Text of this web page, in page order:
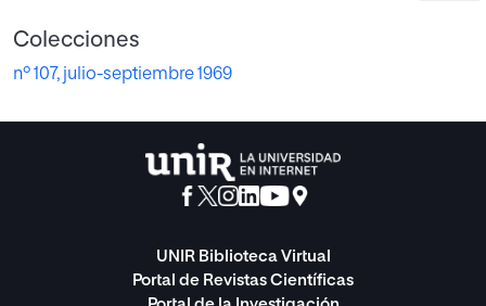
Colecciones
nº 107, julio-septiembre 1969
UNIR Biblioteca Virtual
Portal de Revistas Científicas